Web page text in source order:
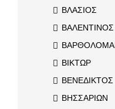
ΒΛΑΣΙΟΣ
ΒΑΛΕΝΤΙΝΟΣ
ΒΙΚΤΩΡ
ΒΕΝΕΔΙΚΤΟΣ
ΒΗΣΣΑΡΙΩΝ